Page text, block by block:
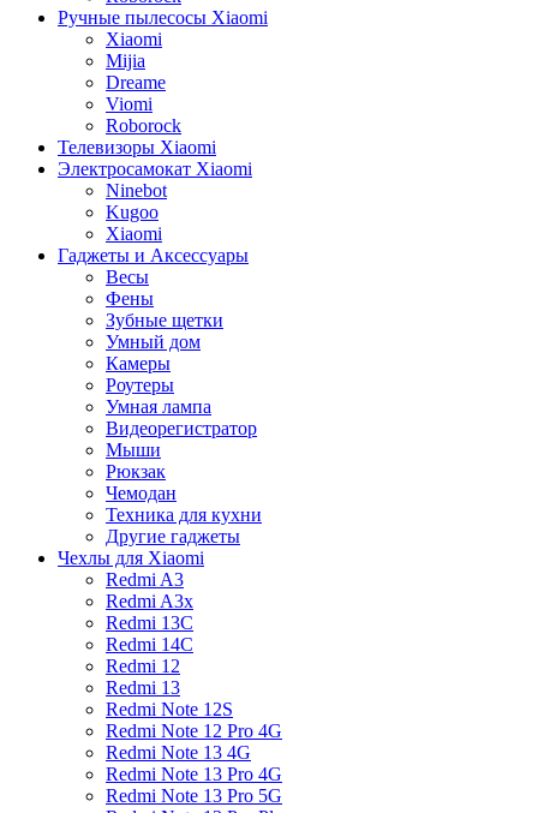
Ручные пылесосы Xiaomi
Xiaomi
Mijia
Dreame
Viomi
Roborock
Телевизоры Xiaomi
Электросамокат Xiaomi
Ninebot
Kugoo
Xiaomi
Гаджеты и Аксессуары
Весы
Фены
Зубные щетки
Умный дом
Камеры
Роутеры
Умная лампа
Видеорегистратор
Мыши
Рюкзак
Чемодан
Техника для кухни
Другие гаджеты
Чехлы для Xiaomi
Redmi A3
Redmi A3x
Redmi 13C
Redmi 14C
Redmi 12
Redmi 13
Redmi Note 12S
Redmi Note 12 Pro 4G
Redmi Note 13 4G
Redmi Note 13 Pro 4G
Redmi Note 13 Pro 5G